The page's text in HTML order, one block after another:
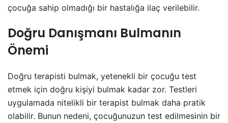
çocuğa sahip olmadığı bir hastalığa ilaç verilebilir.
Doğru Danışmanı Bulmanın
Önemi
Doğru terapisti bulmak, yetenekli bir çocuğu test
etmek için doğru kişiyi bulmak kadar zor. Testleri
uygulamada nitelikli bir terapist bulmak daha pratik
olabilir. Bunun nedeni, çocuğunuzun test edilmesinin bir